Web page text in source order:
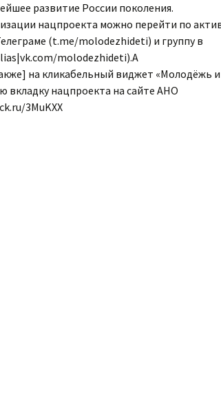
развитие России поколения.
нацпроекта можно перейти по
(t.me/molodezhideti) и группу в
molodezhideti).А
на кликабельный виджет «Молодёжь
вкладку нацпроекта на сайте АНО
3MuKXX